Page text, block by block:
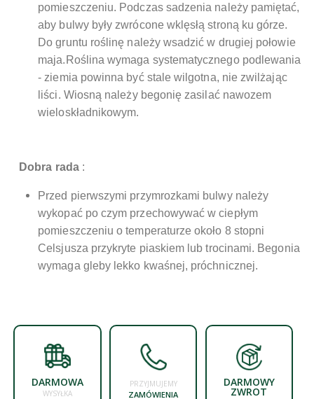
pomieszczeniu. Podczas sadzenia należy pamiętać,
aby bulwy były zwrócone wklęsłą stroną ku górze.
Do gruntu roślinę należy wsadzić w drugiej połowie
maja.Roślina wymaga systematycznego podlewania
- ziemia powinna być stale wilgotna, nie zwilżając
liści. Wiosną należy begonię zasilać nawozem
wieloskładnikowym.
Dobra rada:
Przed pierwszymi przymrozkami bulwy należy
wykopać po czym przechowywać w ciepłym
pomieszczeniu o temperaturze około 8 stopni
Celsjusza przykryte piaskiem lub trocinami. Begonia
wymaga gleby lekko kwaśnej, próchnicznej.
DARMOWA
WYSYŁKA
PRZYJMUJEMY
ZAMÓWIENIA
DARMOWY
ZWROT